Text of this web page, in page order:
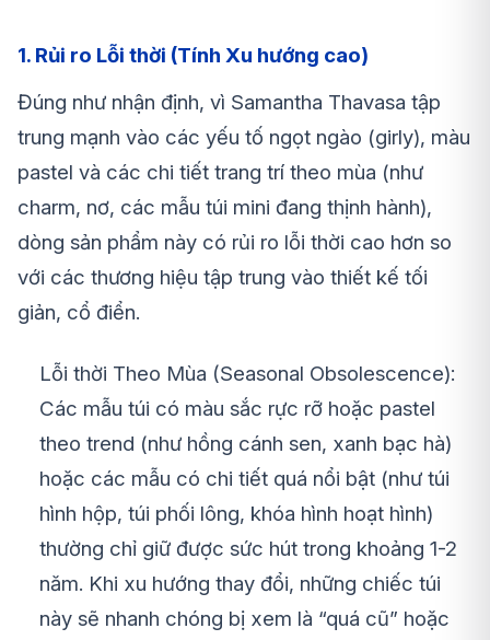
1. Rủi ro Lỗi thời (Tính Xu hướng cao)
Đúng như nhận định, vì Samantha Thavasa tập
trung mạnh vào các yếu tố ngọt ngào (girly), màu
pastel và các chi tiết trang trí theo mùa (như
charm, nơ, các mẫu túi mini đang thịnh hành),
dòng sản phẩm này có rủi ro lỗi thời cao hơn so
với các thương hiệu tập trung vào thiết kế tối
giản, cổ điển.
Lỗi thời Theo Mùa (Seasonal Obsolescence):
Các mẫu túi có màu sắc rực rỡ hoặc pastel
theo trend (như hồng cánh sen, xanh bạc hà)
hoặc các mẫu có chi tiết quá nổi bật (như túi
hình hộp, túi phối lông, khóa hình hoạt hình)
thường chỉ giữ được sức hút trong khoảng 1-2
năm. Khi xu hướng thay đổi, những chiếc túi
này sẽ nhanh chóng bị xem là “quá cũ” hoặc